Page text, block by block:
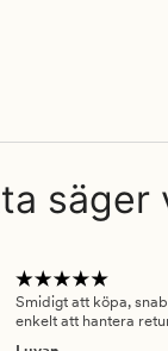
säger
Smidigt att köpa,
enkelt att hantera